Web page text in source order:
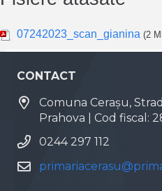
07242023_scan_gianina (2
CONTACT
Comuna Cerașu,
Prahova | Cod fiscal:
0244 297 112